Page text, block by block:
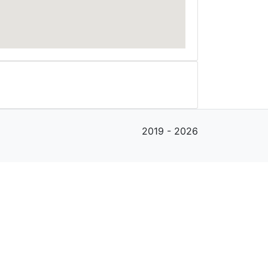
2019 - 2026